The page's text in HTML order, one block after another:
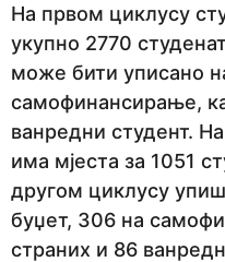
На првом циклусу
укупно 2770
може бити уписано
самофинансирање,
ванредни студент.
има мјеста за 1051
другом циклусу
буџет, 306 на
страних и 86